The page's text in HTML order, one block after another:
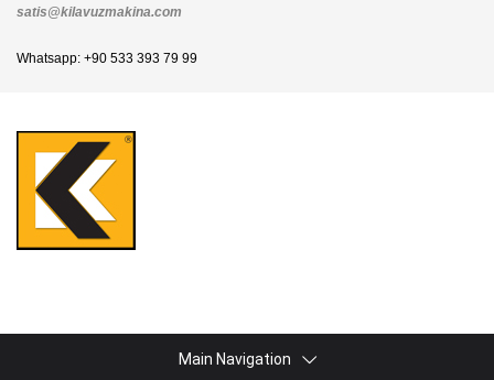
satis@kilavuzmakina.com
Whatsapp: +90 533 393 79 99
Main Navigation